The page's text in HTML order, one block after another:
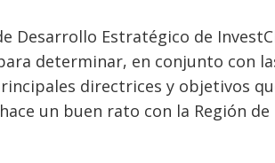
Desarrollo Estratégico de
determinar, en conjunto con
directrices y objetivos
un buen rato con la Región de